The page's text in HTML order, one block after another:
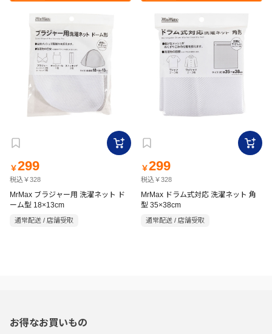
￥299
税込￥328
MrMax ブラジャー用 洗濯ネット ド
ーム型 18×13cm
通常配送 / 店舗受取
￥299
税込￥328
MrMax ドラム式対応 洗濯ネット 角
型 35×38cm
通常配送 / 店舗受取
お得なお買いもの